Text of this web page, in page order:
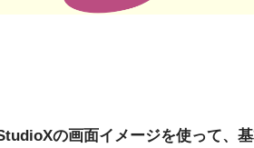
の画面イメージを使って、